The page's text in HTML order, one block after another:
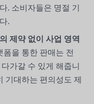
. 소비자들은 명절 기
.
제약 없이 사업 영역
폼을 통한 판매는 전
가갈 수 있게 해줍니
기대하는 편의성도 제